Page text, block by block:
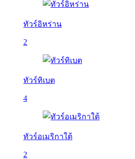
ทัวร์อิหร่าน
2
ทัวร์ทิเบต
4
ทัวร์อเมริกาใต้
2